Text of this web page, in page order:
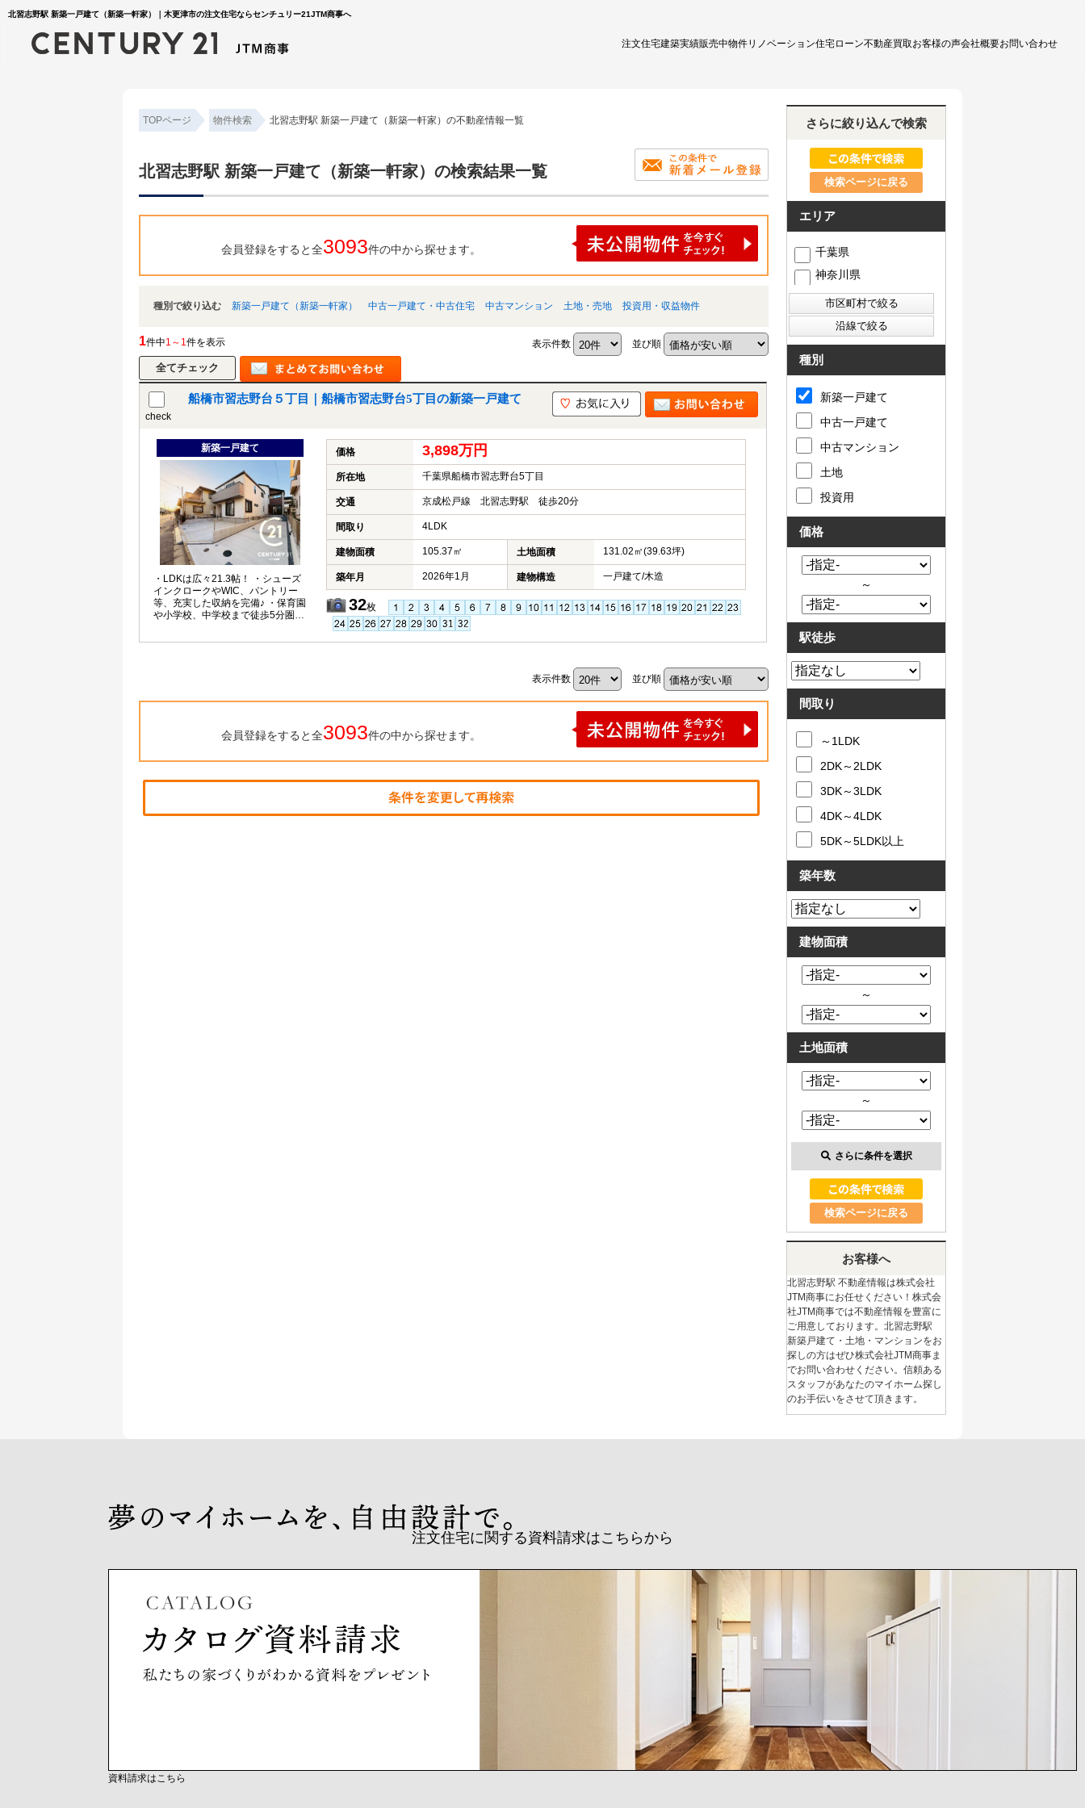
北習志野駅 新築一戸建て（新築一軒家）｜木更津市の注文住宅ならセンチュリー21JTM商事へ
注文住宅建築実績販売中物件リノベーション住宅ローン不動産買取お客様の声会社概要お問い合わせ
TOPページ 物件検索 北習志野駅 新築一戸建て（新築一軒家）の不動産情報一覧
北習志野駅 新築一戸建て（新築一軒家）の検索結果一覧
会員登録をすると全3093件の中から探せます。
種別で絞り込む 新築一戸建て（新築一軒家） 中古一戸建て・中古住宅 中古マンション 土地・売地 投資用・収益物件
1件中1～1件を表示 表示件数 並び順
check
船橋市習志野台５丁目｜船橋市習志野台5丁目の新築一戸建て
新築一戸建て
・LDKは広々21.3帖！ ・シューズ
インクロークやWIC、パントリー
等、充実した収納を完備♪ ・保育園
や小学校、中学校まで徒歩5分圏内
価格 3,898万円
所在地 千葉県船橋市習志野台5丁目
交通 京成松戸線 北習志野駅 徒歩20分
間取り 4LDK
建物面積 105.37㎡ 土地面積 131.02㎡(39.63坪)
築年月 2026年1月 建物構造 一戸建て/木造
32枚
表示件数 並び順
会員登録をすると全3093件の中から探せます。
さらに絞り込んで検索
検索ページに戻る
エリア
千葉県
神奈川県
種別
新築一戸建て
中古一戸建て
中古マンション
土地
投資用
価格
～
駅徒歩
間取り
～1LDK
2DK～2LDK
3DK～3LDK
4DK～4LDK
5DK～5LDK以上
築年数
建物面積
～
土地面積
～
さらに条件を選択
検索ページに戻る
お客様へ
北習志野駅 不動産情報は株式会社
JTM商事にお任せください！株式会
社JTM商事では不動産情報を豊富に
ご用意しております。北習志野駅
新築戸建て・土地・マンションをお
探しの方はぜひ株式会社JTM商事ま
でお問い合わせください。信頼ある
スタッフがあなたのマイホーム探し
のお手伝いをさせて頂きます。
注文住宅に関する資料請求はこちらから
資料請求はこちら